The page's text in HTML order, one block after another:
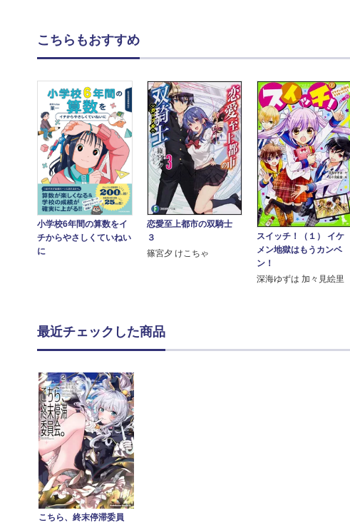
こちらもおすすめ
小学校6年間の算数をイ
チからやさしくていねい
に
恋愛至上都市の双騎士
３
篠宮夕 けこちゃ
スイッチ！（１） イケ
メン地獄はもうカンベ
ン！
深海ゆずは 加々見絵里
最近チェックした商品
こちら、終末停滞委員